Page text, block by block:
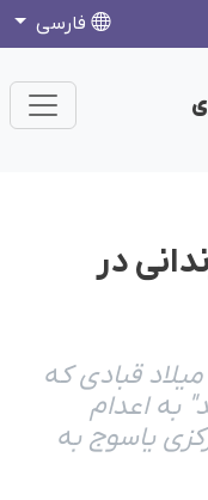
فارسی
در
قبادی که
به اعدام
یاسوج به